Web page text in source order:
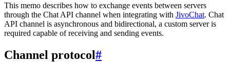
This memo describes how to exchange events between servers
through the Chat API channel when integrating with JivoChat. Chat
API channel is asynchronous and bidirectional, a custom server is
required capable of receiving and sending events.
Channel protocol#